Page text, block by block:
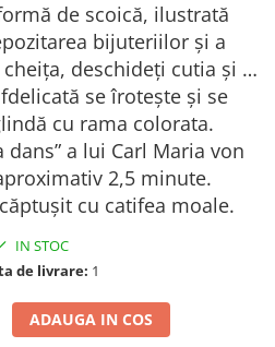
de scoică, ilustrată
bijuteriilor și a
deschideți cutia și …
se îrotește și se
cu rama colorata.
a lui Carl Maria von
2,5 minute.
cu catifea moale.
IN STOC
de livrare: 1
ADAUGA IN COS